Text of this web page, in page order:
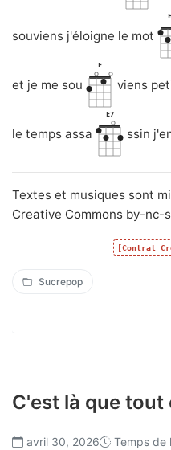
souviens j'éloigne le mot
et je me sou
F
viens
le temps assa
E7
ssin
Textes et musiques sont
Creative Commons by-nc-
[Contrat
Sucrepop
C'est là que tout
avril 30, 2026 Temps de